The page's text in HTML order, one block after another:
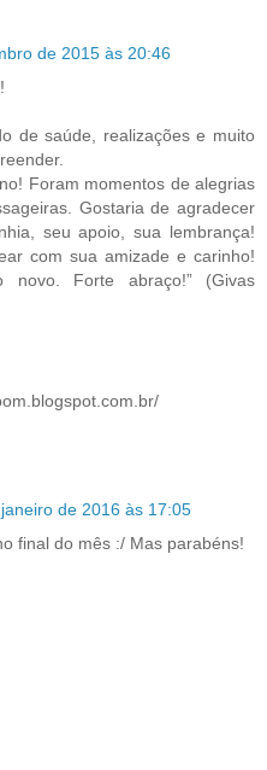
de 2015 às 20:46
de saúde, realizações e muito
Foram momentos de alegrias
Gostaria de agradecer
seu apoio, sua lembrança!
com sua amizade e carinho!
novo. Forte abraço!” (Givas
de 2016 às 17:05
final do mês :/ Mas parabéns!